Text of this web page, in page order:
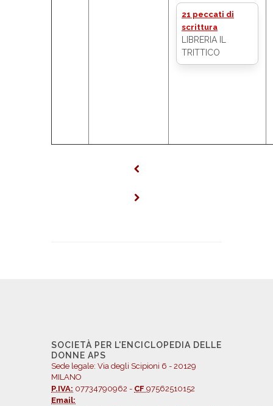
21 peccati di
scrittura
LIBRERIA IL
TRITTICO
SOCIETÀ PER L'ENCICLOPEDIA DELLE
DONNE APS
Sede legale: Via degli Scipioni 6 - 20129
MILANO
P.IVA: 07734790962 - CF 97562510152
Email: